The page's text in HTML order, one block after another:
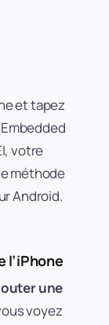
et tapez
votre
méthode
Android.
l’iPhone
une
voyez